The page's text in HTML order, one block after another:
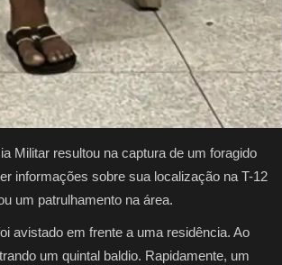
Militar resultou na captura de um foragido
informações sobre sua localização na T-12
um patrulhamento na área.
avistado em frente a uma residência. Ao
um quintal baldio. Rapidamente, um